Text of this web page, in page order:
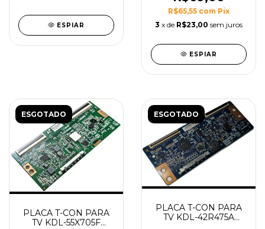
ESPIAR
R$65,55 com Pix
3 x de R$23,00 sem juros
ESPIAR
ESGOTADO
PLACA T-CON PARA
TV KDL-55X705F
ESGOTADO
PLACA T-CON PARA
TV KDL-42R475A